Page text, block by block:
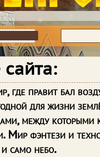
где правит бал
для жизни
между которыми
Мир фэнтези и
само небо.